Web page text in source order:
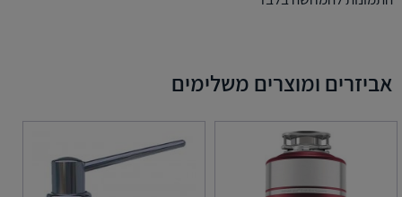
אביזרים ומוצרים משלימים